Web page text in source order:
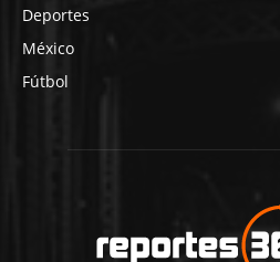
Deportes
México
Fútbol